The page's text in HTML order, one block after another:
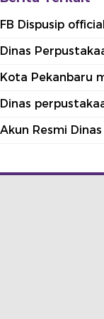
FB Dispusip
Dinas
Kota Pekanbaru
Dinas
Akun Resmi